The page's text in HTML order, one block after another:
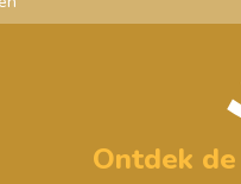
Ontdek